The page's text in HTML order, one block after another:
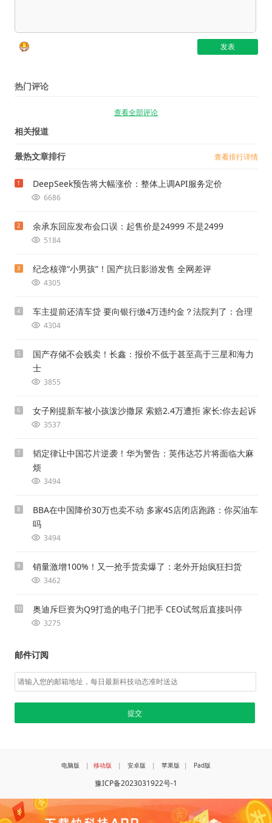
热门评论
查看全部评论
相关报道
最热文章排行 查看排行详情
1 DeepSeek预告将大幅涨价：整体上调API服务定价
6686
2 余承东回应发布会口误：起售价是24999 不是2499
5184
3 纪念核弹“小男孩”！国产抗日影游发售 全网差评
4305
4 车主提前还清车贷 要向银行缴4万违约金？法院判了：合理
4304
5
国产存储不会贱卖！长鑫：报价不低于甚至高于三星和海力
士
3855
6 女子刚提新车被小孩泼沙撒尿 索赔2.4万遭拒 家长:你去起诉
3537
7
韬定律让中国芯片逆袭！华为警告：英伟达芯片将面临大麻
烦
3494
8
BBA在中国降价30万也卖不动 多家4S店闭店跑路：你买油车
吗
3494
9 销量激增100%！又一抢手货卖爆了：老外开始疯狂扫货
3462
10 奥迪斥巨资为Q9打造的电子门把手 CEO试驾后直接叫停
3275
邮件订阅
电脑版 | 移动版 | 安卓版 | 苹果版 | Pad版
豫ICP备2023031922号-1